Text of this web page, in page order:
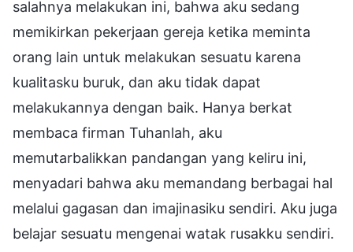
salahnya melakukan ini, bahwa aku sedang
memikirkan pekerjaan gereja ketika meminta
orang lain untuk melakukan sesuatu karena
kualitasku buruk, dan aku tidak dapat
melakukannya dengan baik. Hanya berkat
membaca firman Tuhanlah, aku
memutarbalikkan pandangan yang keliru ini,
menyadari bahwa aku memandang berbagai hal
melalui gagasan dan imajinasiku sendiri. Aku juga
belajar sesuatu mengenai watak rusakku sendiri.